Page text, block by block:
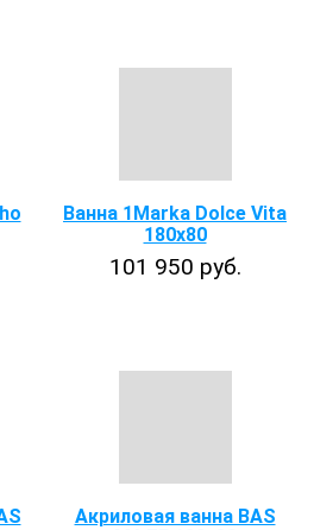
Ванна 1Marka Dolce Vita
180x80
101 950 руб.
Акриловая ванна BAS